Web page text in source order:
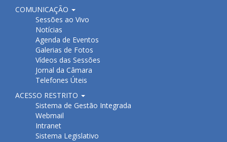
COMUNICAÇÃO
Sessões ao Vivo
Notícias
Agenda de Eventos
Galerias de Fotos
Vídeos das Sessões
Jornal da Câmara
Telefones Úteis
ACESSO RESTRITO
Sistema de Gestão Integrada
Webmail
Intranet
Sistema Legislativo